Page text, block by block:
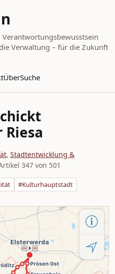
Verwaltung – für die Zukunft
ÜberSuche
, Stadtentwicklung &
347 von 501
#Kulturhauptstadt